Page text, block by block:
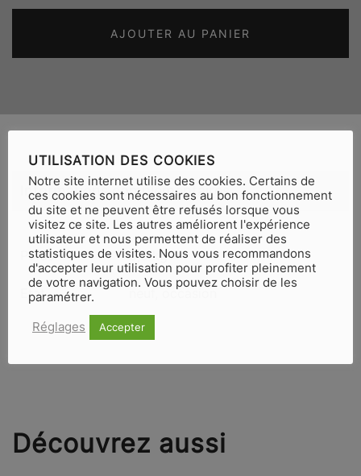
04
Autour
AJOUTER AU PANIER
Informations complémentaires
Poids 0,5 kg
Etat , occasion
Découvrez aussi
UTILISATION DES COOKIES
Notre site internet utilise des cookies. Certains de
ces cookies sont nécessaires au bon fonctionnement
du site et ne peuvent être refusés lorsque vous
visitez ce site. Les autres améliorent l'expérience
utilisateur et nous permettent de réaliser des
statistiques de visites. Nous vous recommandons
d'accepter leur utilisation pour profiter pleinement
de votre navigation. Vous pouvez choisir de les
paramétrer.
Réglages Accepter